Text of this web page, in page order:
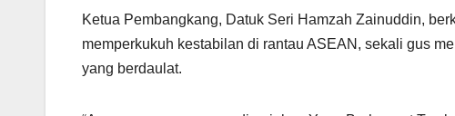
p
p
m o
o
Ketua Pembangkang, Datuk Seri Hamzah Zainuddin,
memperkukuh kestabilan di rantau ASEAN, sekali gus
yang berdaulat.